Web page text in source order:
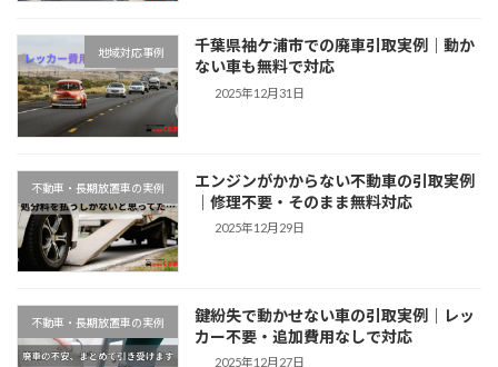
地域対応事例
千葉県袖ケ浦市での廃車引取実例｜動か
ない車も無料で対応
2025年12月31日
不動車・長期放置車の実例
エンジンがかからない不動車の引取実例
｜修理不要・そのまま無料対応
2025年12月29日
不動車・長期放置車の実例
鍵紛失で動かせない車の引取実例｜レッ
カー不要・追加費用なしで対応
2025年12月27日